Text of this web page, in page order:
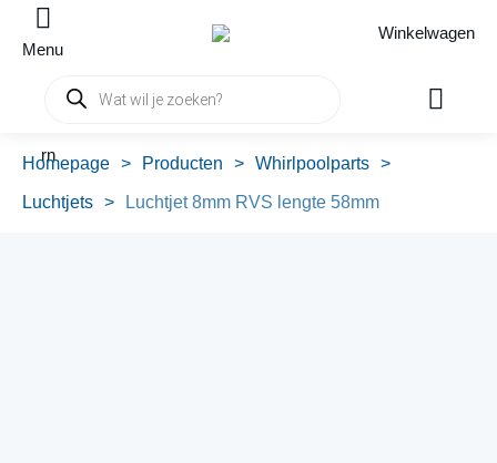
Menu
Winkelwagen
Producten
zoeken
rn
Homepage > Producten > Whirlpoolparts >
Luchtjets > Luchtjet 8mm RVS lengte 58mm